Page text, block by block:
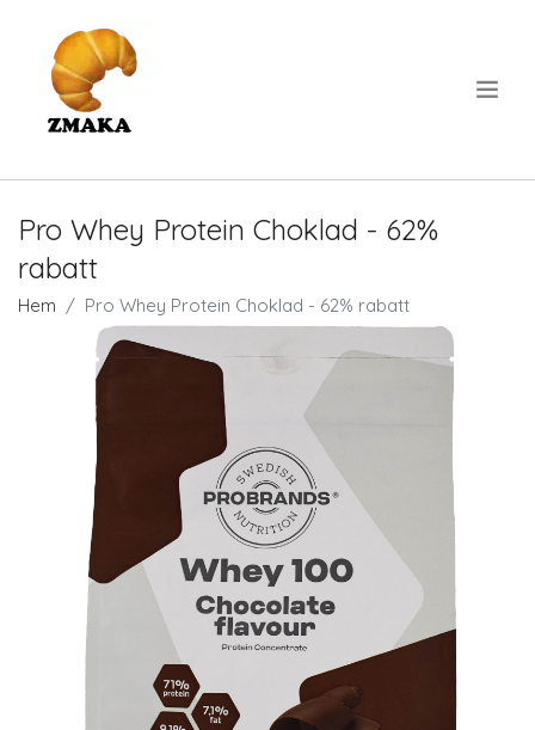
Pro Whey Protein Choklad - 62%
rabatt
Hem Pro Whey Protein Choklad - 62% rabatt